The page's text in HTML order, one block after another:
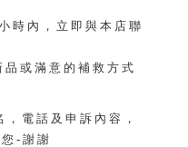
時內，立即與本店聯
或滿意的補救方式
電話及申訴內容，
-謝謝